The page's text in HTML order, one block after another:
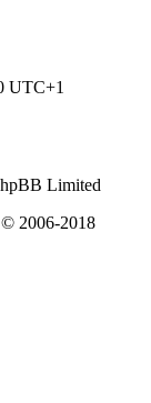
UTC+1
Limited
© 2006-2018